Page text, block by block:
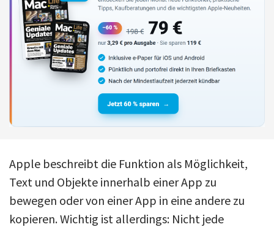
Apple beschreibt die Funktion als Möglichkeit,
Text und Objekte innerhalb einer App zu
bewegen oder von einer App in eine andere zu
kopieren. Wichtig ist allerdings: Nicht jede